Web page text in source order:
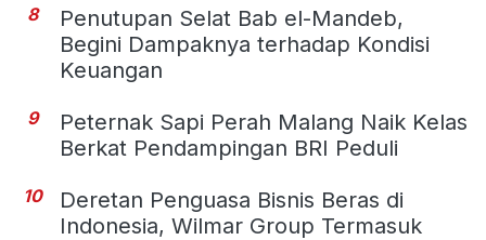
8
Penutupan Selat Bab el-Mandeb,
Begini Dampaknya terhadap Kondisi
Keuangan
9
Peternak Sapi Perah Malang Naik Kelas
Berkat Pendampingan BRI Peduli
10
Deretan Penguasa Bisnis Beras di
Indonesia, Wilmar Group Termasuk